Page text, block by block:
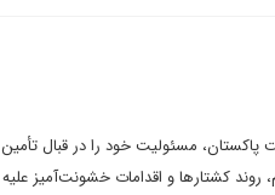
پاکستان، مسئولیت خود را در قبال تأمین
روند کشتارها و اقدامات خشونت‌آمیز علیه